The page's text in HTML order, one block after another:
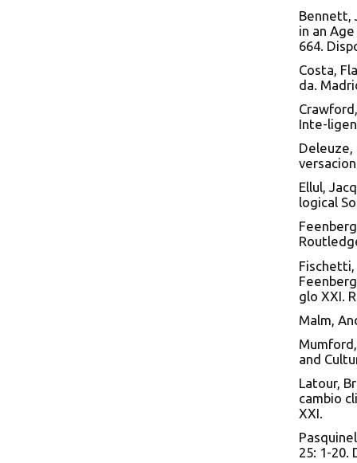
Bennett,
in an
664.
Costa,
da.
Inte-
Deleuze,
Ellul,
logical
glo XXI.
Malm,
and
Latour,
cambio
XXI.
25: 1-